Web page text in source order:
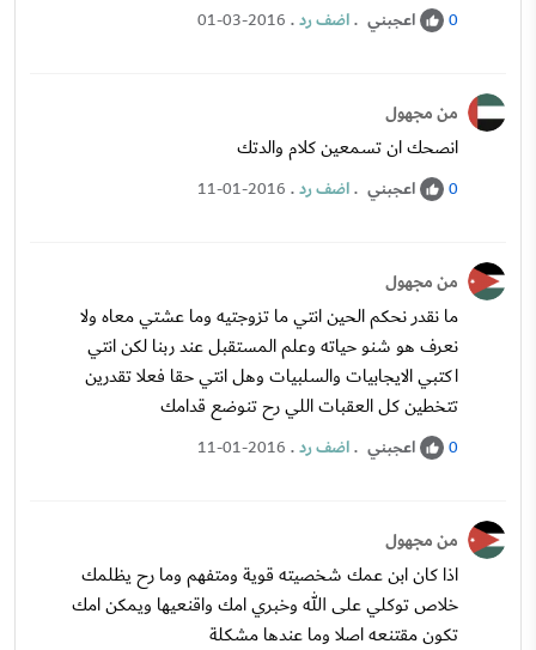
0 اعجبني .اضف رد.
01-03-2016
من مجهول
انصحك ان تسمعين كلام والدتك
0 اعجبني .اضف رد.
11-01-2016
من مجهول
ما نقدر نحكم الحين انتي ما تزوجتيه وما عشتي معاه ولا
نعرف هو شنو حياته وعلم المستقبل عند ربنا لكن انتي
اكتبي الايجابيات والسلبيات وهل انتي حقا فعلا تقدرين
تتخطين كل العقبات اللي رح تنوضع قدامك
0 اعجبني .اضف رد.
11-01-2016
من مجهول
اذا كان ابن عمك شخصيته قوية ومتفهم وما رح يظلمك
خلاص توكلي على الله وخبري امك واقنعيها ويمكن امك
تكون مقتنعه اصلا وما عندها مشكلة